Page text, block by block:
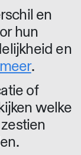
en
hun
en
meer.
of
welke